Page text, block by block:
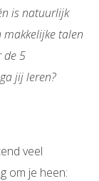
is natuurlijk
talen
de 5
jij leren?
veel
om je heen: